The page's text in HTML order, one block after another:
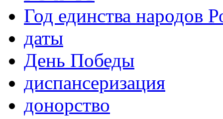
Год единства народов
даты
День Победы
диспансеризация
донорство